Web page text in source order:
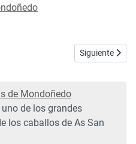
de Mondoñedo
Artículo
Siguiente
de Mondoñedo
de los grandes
los caballos de As San